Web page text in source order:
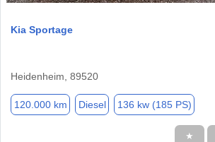
Kia Sportage
Heidenheim, 89520
120.000 km Diesel 136 kw (185 PS)
★